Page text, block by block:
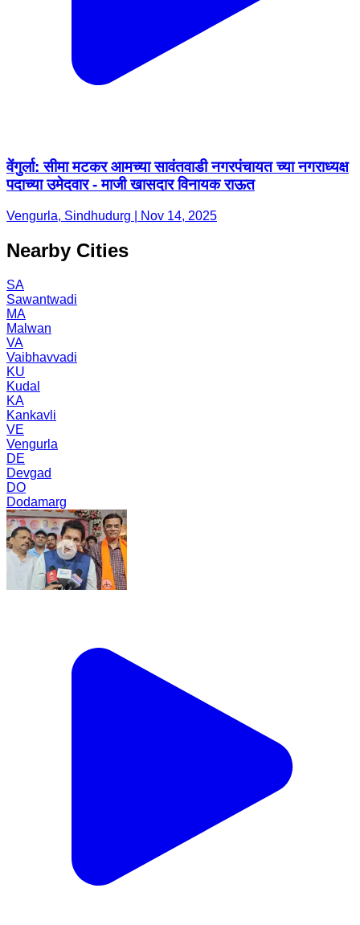
वेंगुर्ला: सीमा मटकर आमच्या सावंतवाडी नगरपंचायत च्या नगराध्यक्ष
पदाच्या उमेदवार - माजी खासदार विनायक राऊत
Vengurla, Sindhudurg | Nov 14, 2025
Nearby Cities
SA
Sawantwadi
MA
Malwan
VA
Vaibhavvadi
KU
Kudal
KA
Kankavli
VE
Vengurla
DE
Devgad
DO
Dodamarg